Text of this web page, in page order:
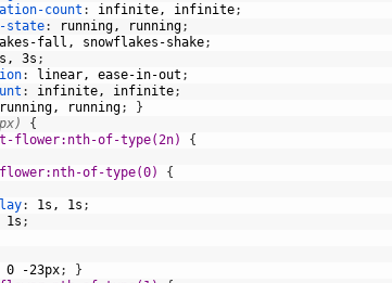
count : infinite, infinite;
state: running, running;
fall, snowflakes-shake;
3s ;
: linear, ease-in-out ;
: infinite, infinite;
running, running;
}
{
of-type(2n) {
of-type(0) {
: 1s, 1s ;
1s ;
0 -23px;
}